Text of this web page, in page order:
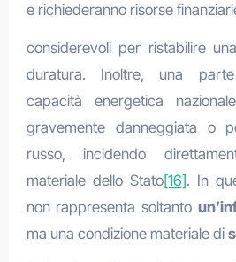
e richiederanno risorse
considerevoli per ristabilire
duratura. Inoltre, una
capacità energetica
gravemente danneggiata o
russo, incidendo
materiale dello Stato[16]. In
non rappresenta soltanto
ma una condizione materiale di